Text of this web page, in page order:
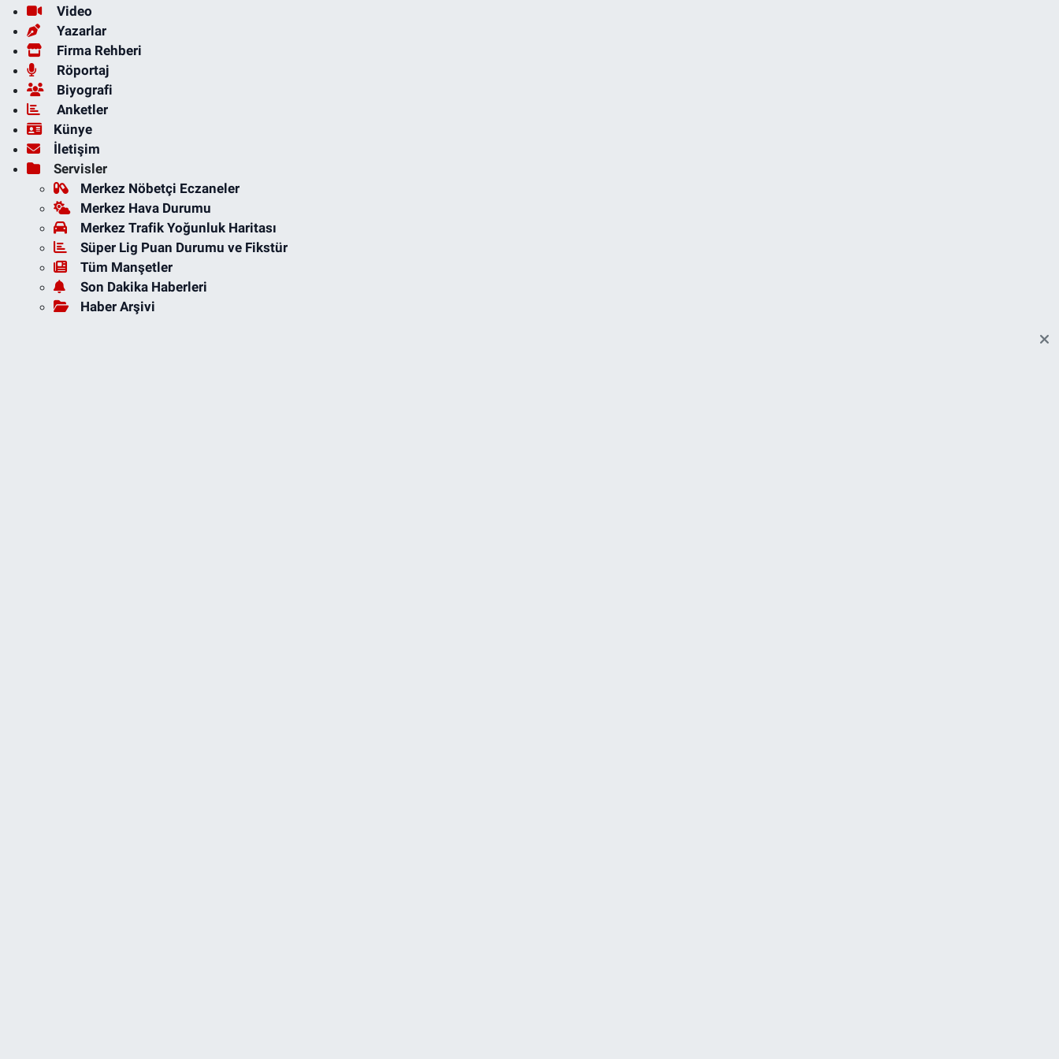
Video
Yazarlar
Firma Rehberi
Röportaj
Biyografi
Anketler
Künye
İletişim
Servisler
Merkez Nöbetçi Eczaneler
Merkez Hava Durumu
Merkez Trafik Yoğunluk Haritası
Süper Lig Puan Durumu ve Fikstür
Tüm Manşetler
Son Dakika Haberleri
Haber Arşivi